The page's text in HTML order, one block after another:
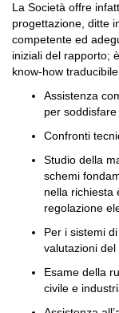
La Società offre
progettazione, ditte
competente ed
iniziali del rapporto;
know-how
Assistenza
per soddisfare
Confronti
Studio della
schemi
nella richiesta
regolazione
Per i sistemi
valutazioni del
Esame della
civile e